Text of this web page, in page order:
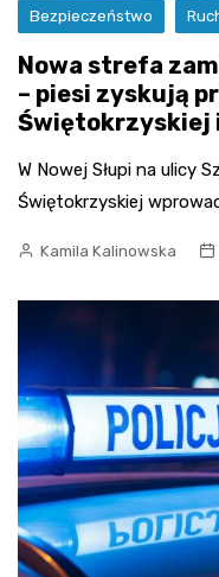
Bezpieczeństwo
Nowa strefa
– piesi zyskują
Świętokrzyskiej
W Nowej Słupi na ulicy
Świętokrzyskiej
Kamila Kalinowska